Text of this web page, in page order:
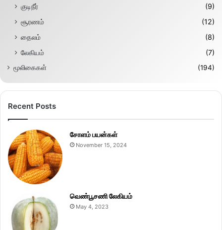
குடிநீர்
(9)
சூரணம்
(12)
தைலம்
(8)
லேகியம்
(7)
மூலிகைகள் (194)
Recent Posts
சோளம் பயன்கள்
November 15, 2024
வெண்பூசணி லேகியம்
May 4, 2023